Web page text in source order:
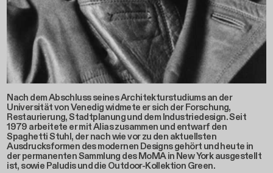
Nach dem Abschluss seines Architekturstudiums an der
Universität von Venedig widmete er sich der Forschung,
Restaurierung, Stadtplanung und dem Industriedesign. Seit
1979 arbeitete er mit Alias zusammen und entwarf den
Spaghetti Stuhl, der nach wie vor zu den aktuellsten
Ausdrucksformen des modernen Designs gehört und heute in
der permanenten Sammlung des MoMA in New York ausgestellt
ist, sowie Paludis und die Outdoor-Kollektion Green.